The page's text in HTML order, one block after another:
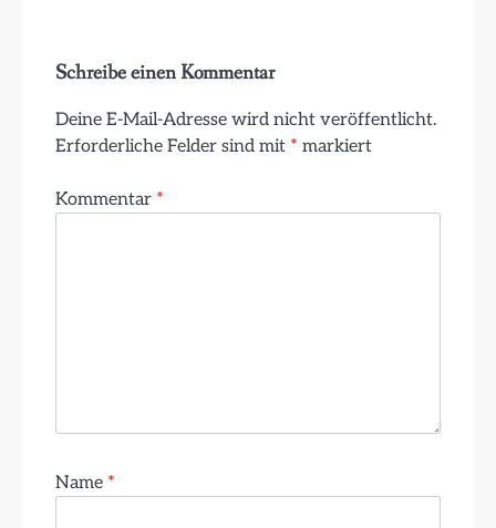
Schreibe einen Kommentar
Deine E-Mail-Adresse wird nicht veröffentlicht.
Erforderliche Felder sind mit * markiert
Kommentar *
Name *